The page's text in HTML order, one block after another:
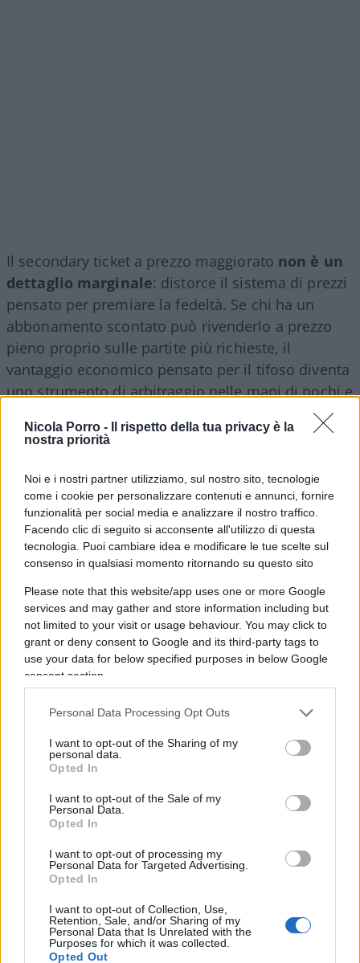
Nicola Porro -
Il rispetto della tua privacy è la
nostra priorità
Noi e i nostri partner utilizziamo, sul nostro sito, tecnologie
come i cookie per personalizzare contenuti e annunci, fornire
funzionalità per social media e analizzare il nostro traffico.
Facendo clic di seguito si acconsente all'utilizzo di questa
tecnologia. Puoi cambiare idea e modificare le tue scelte sul
consenso in qualsiasi momento ritornando su questo sito
Please note that this website/app uses one or more Google
services and may gather and store information including but
not limited to your visit or usage behaviour. You may click to
grant or deny consent to Google and its third-party tags to
use your data for below specified purposes in below Google
consent section.
Personal Data Processing Opt Outs
I want to opt-out of the Sharing of my
personal data.
Opted In
I want to opt-out of the Sale of my
Personal Data.
Opted In
I want to opt-out of processing my
Personal Data for Targeted Advertising.
Opted In
I want to opt-out of Collection, Use,
Retention, Sale, and/or Sharing of my
Personal Data that Is Unrelated with the
Purposes for which it was collected.
Opted Out
Il secondary ticket a prezzo maggiorato non è un
dettaglio marginale: distorce il sistema di prezzi
pensato per premiare la fedeltà. Se chi ha un
abbonamento scontato può rivenderlo a prezzo
pieno proprio sulle partite più richieste, il
vantaggio economico pensato per il tifoso diventa
uno strumento di arbitraggio nelle mani di pochi e
la società perde ricavi che altrimenti incasserebbe
direttamente attraverso la vendita ufficiale dei
tutelarsi può essere comprensibile.
Il chiarimento di Suwarso attenua la misura, ma
non ne cambia la sostanza: una soglia rigida di
assenze — tre, secondo la prima formulazione —
continua a non distinguere tra chi specula
sistematicamente rivendendo il proprio posto ai
match più attesi e chi, semplicemente, non può
essere presente per lavoro, salute o altri impegni
legittimi. Perdere il diritto di rinnovo è una
resta comunque una sanzione e il rischio è che
colpisca il tifoso onesto tanto quanto lo
speculatore.